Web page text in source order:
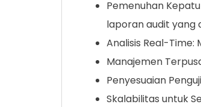
Pemenuhan
laporan audit yang
Analisis Real-
Manajemen
Penyesuaian
Skalabilitas untuk